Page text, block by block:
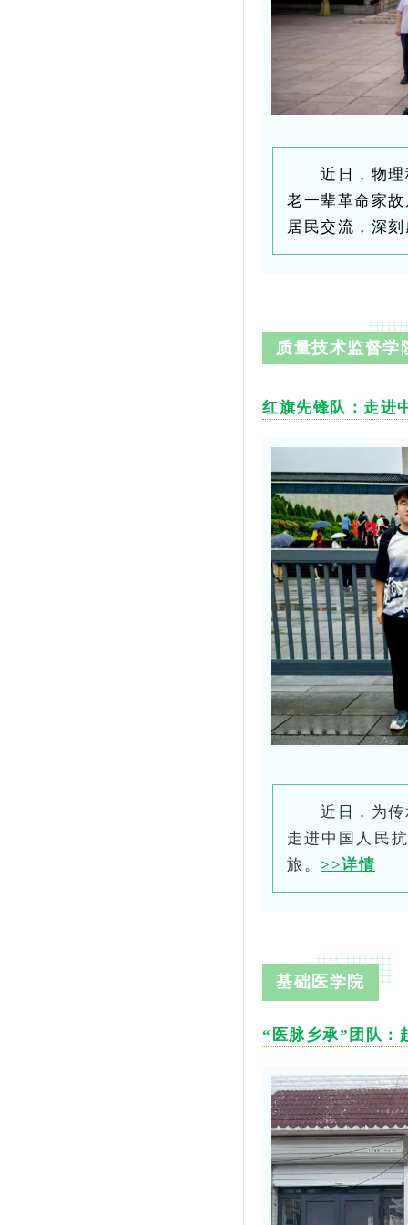
近日，物
老一辈革命家
居民交流，深
质量技术监督学
红旗先锋队：走进
近日，为
走进中国人民
旅。 >>详情
基础医学院
“医脉乡承”团队：